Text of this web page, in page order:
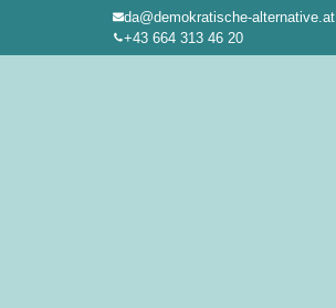
da@demokratische-alternative.at
+43 664 313 46 20